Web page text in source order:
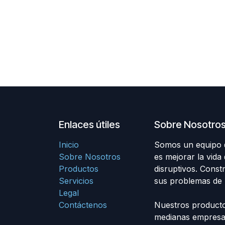
Enlaces útiles
Inicio
Sobre Nosotros
Productos
Servicios
Legal
Contáctenos
Sobre
Somos un equipo
es mejorar la
disruptivos.
sus problemas de
Nuestros
medianas